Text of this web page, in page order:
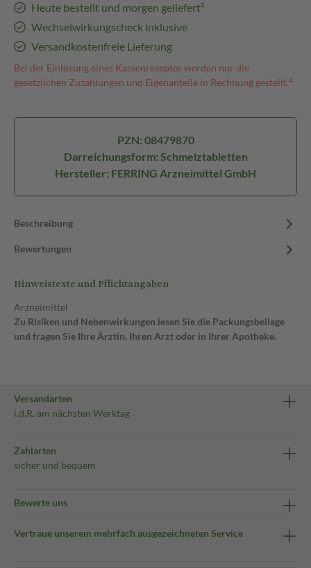
Heute bestellt und morgen geliefert³
Wechselwirkungscheck inklusive
Versandkostenfreie Lieferung
Bei der Einlösung eines Kassenrezeptes werden nur die
gesetzlichen Zuzahlungen und Eigenanteile in Rechnung gestellt.⁴
PZN: 08479870
Darreichungsform: Schmelztabletten
Hersteller: FERRING Arzneimittel GmbH
Beschreibung
Bewertungen
Hinweistexte und Pflichtangaben
Arzneimittel
Zu Risiken und Nebenwirkungen lesen Sie die Packungsbeilage
und fragen Sie Ihre Ärztin, Ihren Arzt oder in Ihrer Apotheke.
Versandarten
i.d.R. am nächsten Werktag
Zahlarten
sicher und bequem
Bewerte uns
Vertraue unserem mehrfach ausgezeichneten Service